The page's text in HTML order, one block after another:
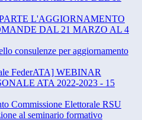
L'AGGIORNAMENTO
DAL 21 MARZO AL 4
consulenze per aggiornamento
FederATA] WEBINAR
ATA 2022-2023 - 15
Commissione Elettorale RSU
al seminario formativo